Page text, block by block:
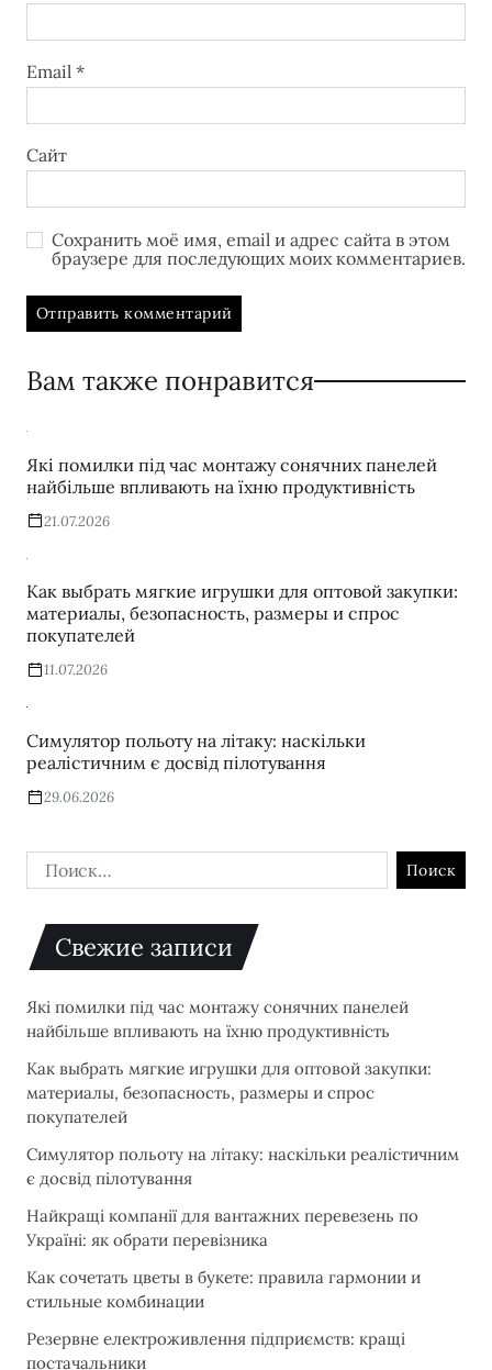
Email *
Сайт
Сохранить моё имя, email и адрес сайта в этом
браузере для последующих моих комментариев.
Вам также понравится
Які помилки під час монтажу сонячних панелей
найбільше впливають на їхню продуктивність
21.07.2026
Как выбрать мягкие игрушки для оптовой закупки:
материалы, безопасность, размеры и спрос
покупателей
11.07.2026
Симулятор польоту на літаку: наскільки
реалістичним є досвід пілотування
29.06.2026
Свежие записи
Які помилки під час монтажу сонячних панелей
найбільше впливають на їхню продуктивність
Как выбрать мягкие игрушки для оптовой закупки:
материалы, безопасность, размеры и спрос
покупателей
Симулятор польоту на літаку: наскільки реалістичним
є досвід пілотування
Найкращі компанії для вантажних перевезень по
Україні: як обрати перевізника
Как сочетать цветы в букете: правила гармонии и
стильные комбинации
Резервне електроживлення підприємств: кращі
постачальники